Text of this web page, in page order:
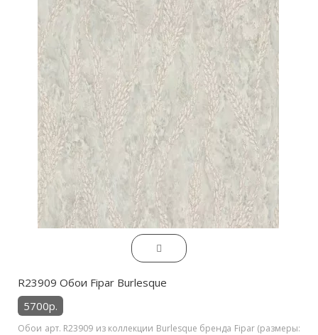
R23909 Обои Fipar Burlesque
5700р.
Обои арт. R23909 из коллекции Burlesque бренда Fipar (размеры: